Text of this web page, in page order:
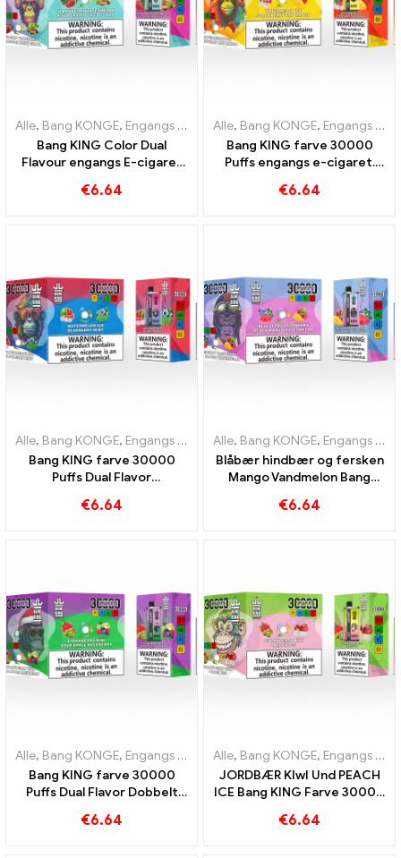
Alle, Bang KONGE, Engangs e-cigaretter Litauen ,Engangs e-
Bang KING Color Dual
Flavour engangs E-cigaret
med Strawberry
€6.64
Alle, Bang KONGE, Engangs e-cigaretter Litauen
Bang KING farve 30000
Puffs engangs e-cigaret.
af kølig vandmelon-is og
€6.64
Alle, Bang KONGE, Engangs e-cigaretter Litauen ,Engangs e-
Bang KING farve 30000
Puffs Dual Flavor
perfekte kombination af
€6.64
Alle, Bang KONGE, Engangs e-cigaretter Litauen
Blåbær hindbær og fersken
Mango Vandmelon Bang
ENGANGS E-CIGARETER
€6.64
Alle, Bang KONGE, Engangs e-cigaretter Litauen ,Engangs e-
Bang KING farve 30000
Puffs Dual Flavor Dobbelt
Kiwi og Sour Apple
€6.64
Alle, Bang KONGE, Engangs e-cigaretter Litauen
JORDBÆR KIwI Und PEACH
ICE Bang KING Farve 30000
Cigarette - Dual Flavor for
€6.64